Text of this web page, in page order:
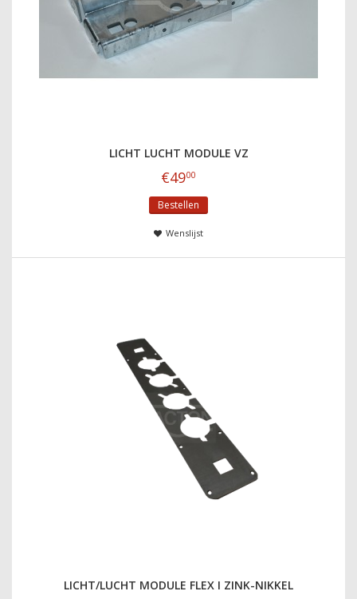
LICHT LUCHT MODULE VZ
€4900
Bestellen
Wenslijst
LICHT/LUCHT MODULE FLEX I ZINK-NIKKEL